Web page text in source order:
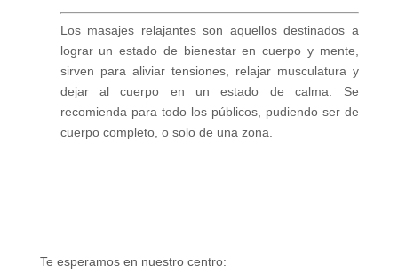
Los masajes relajantes son aquellos destinados a
lograr un estado de bienestar en cuerpo y mente,
sirven para aliviar tensiones, relajar musculatura y
dejar al cuerpo en un estado de calma. Se
recomienda para todo los públicos, pudiendo ser de
cuerpo completo, o solo de una zona.
Te esperamos en nuestro centro: